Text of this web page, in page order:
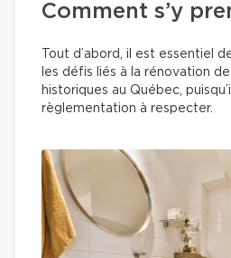
Comment s’y
Tout d’abord, il est essentiel
les défis liés à la rénovation
historiques au Québec,
règlementation à respecter.